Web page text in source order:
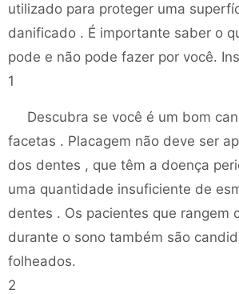
utilizado para proteger uma
danificado . É importante saber o
pode e não pode fazer por você.
1
Descubra se você é um bom
facetas . Placagem não deve ser
dos dentes , que têm a doença
uma quantidade insuficiente de
dentes . Os pacientes que rangem
durante o sono também são
folheados.
2